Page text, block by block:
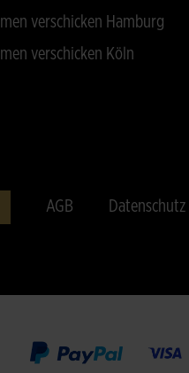
verschicken Hamburg
verschicken Köln
AGB Datenschutz